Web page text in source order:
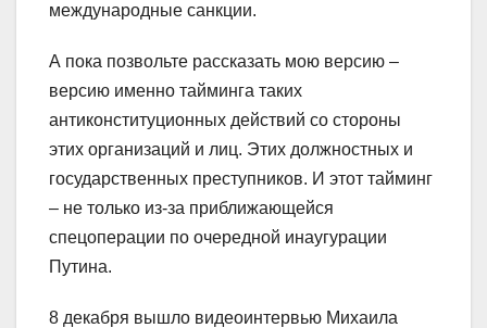
международные санкции.
А пока позвольте рассказать мою версию –
версию именно тайминга таких
антиконституционных действий со стороны
этих организаций и лиц. Этих должностных и
государственных преступников. И этот тайминг
– не только из-за приближающейся
спецоперации по очередной инаугурации
Путина.
8 декабря вышло видеоинтервью Михаила